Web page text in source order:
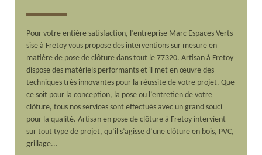
Pour votre entière satisfaction, l’entreprise Marc Espaces Verts
sise à Fretoy vous propose des interventions sur mesure en
matière de pose de clôture dans tout le 77320. Artisan à Fretoy
dispose des matériels performants et il met en œuvre des
techniques très innovantes pour la réussite de votre projet. Que
ce soit pour la conception, la pose ou l’entretien de votre
clôture, tous nos services sont effectués avec un grand souci
pour la qualité. Artisan en pose de clôture à Fretoy intervient
sur tout type de projet, qu’il s’agisse d’une clôture en bois, PVC,
grillage...